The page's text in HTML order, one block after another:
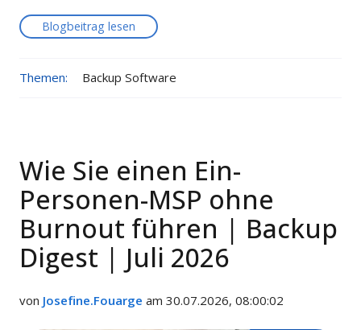
Blogbeitrag lesen
Themen: Backup Software
Wie Sie einen Ein-
Personen-MSP ohne
Burnout führen | Backup
Digest | Juli 2026
von Josefine.Fouarge am 30.07.2026, 08:00:02